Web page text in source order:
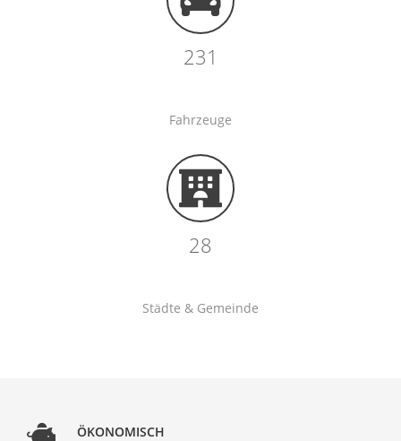
231
Fahrzeuge
28
Städte & Gemeinde
ÖKONOMISCH